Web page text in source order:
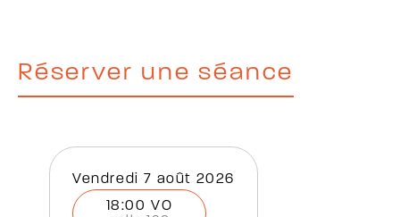
Réserver une séance
vendredi 7 août 2026
18:00 VO